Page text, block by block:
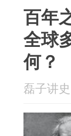
百年
全球
何？
磊子讲